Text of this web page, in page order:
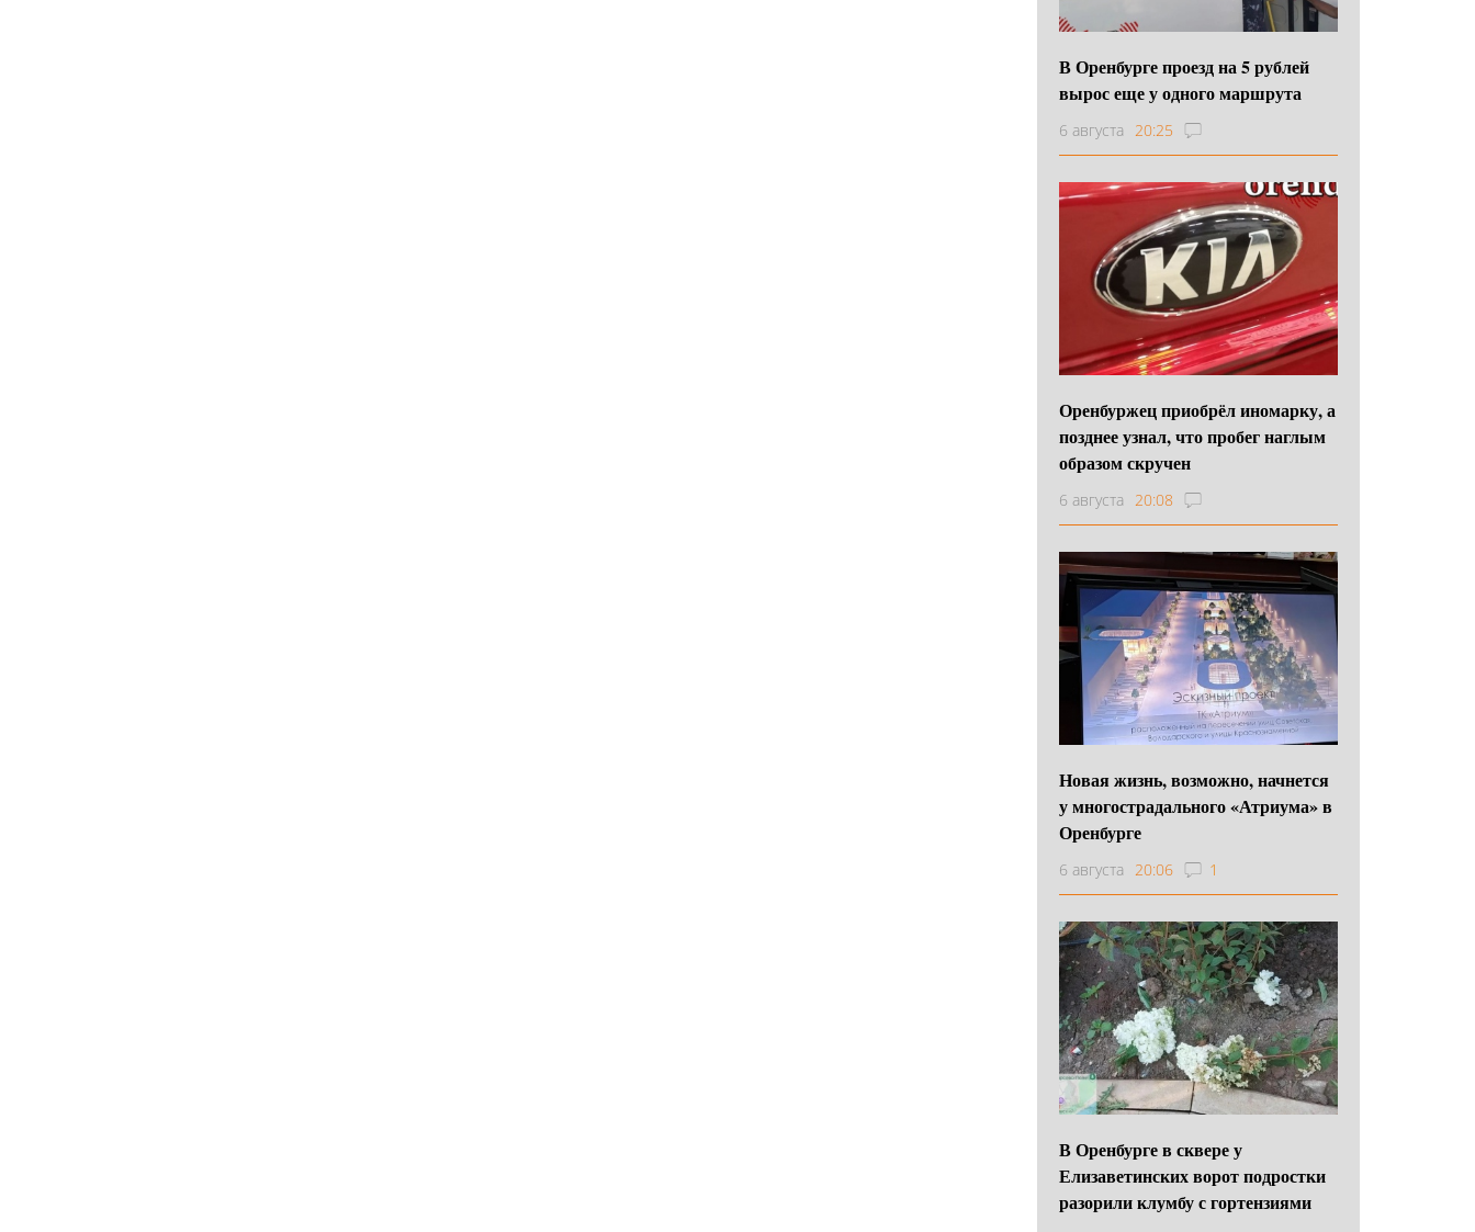
В Оренбурге проезд на 5 рублей
вырос еще у одного маршрута
6 августа 20:25
Оренбуржец приобрёл иномарку, а
позднее узнал, что пробег наглым
образом скручен
6 августа 20:08
Новая жизнь, возможно, начнется
у многострадального «Атриума» в
Оренбурге
6 августа 20:06 1
В Оренбурге в сквере у
Елизаветинских ворот подростки
разорили клумбу с гортензиями